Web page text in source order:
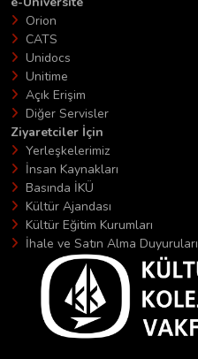
Orion
CATS
Unidocs
Unitime
Açık Erişim
Diğer Servisler
Ziyaretciler İçin
Yerleşkelerimiz
İnsan Kaynakları
Basında İKÜ
Kültür Ajandası
Kültür Eğitim Kurumları
İhale ve Satın Alma Duyuruları